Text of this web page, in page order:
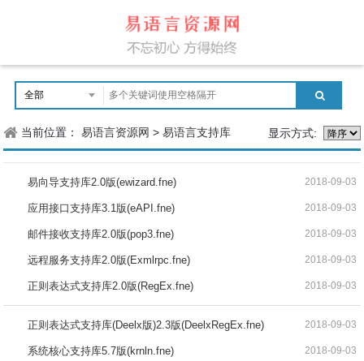
当前位置：易语言资源网 >易语言支持库 显示方式:
易向导支持库2.0版(ewizard.fne) 2018-09-03
应用接口支持库3.1版(eAPI.fne) 2018-09-03
邮件接收支持库2.0版(pop3.fne) 2018-09-03
远程服务支持库2.0版(Exmlrpc.fne) 2018-09-03
正则表达式支持库2.0版(RegEx.fne) 2018-09-03
正则表达式支持库(Deelx版)2.3版(DeelxRegEx.fne) 2018-09-03
系统核心支持库5.7版(krnln.fne) 2018-09-03